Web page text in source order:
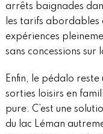
arrêts baignades
les tarifs abordables
expériences
sans concessions sur
Enfin, le pédalo
sorties loisirs en
pure. C’est une
du lac Léman